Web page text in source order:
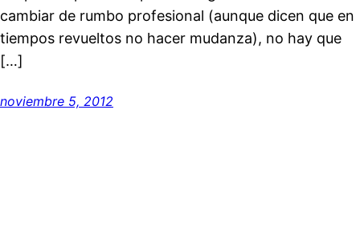
cambiar de rumbo profesional (aunque dicen que en
tiempos revueltos no hacer mudanza), no hay que
[…]
noviembre 5, 2012